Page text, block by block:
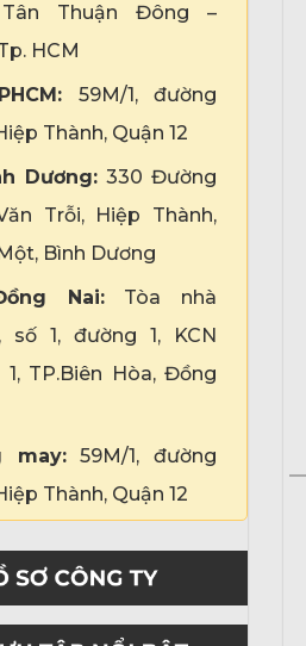
Tân Thuận Đông –
HCM
59M/1, đường
Thành, Quận 12
Dương:330 Đường
Trỗi, Hiệp Thành,
Bình Dương
Nai:Tòa nhà
số 1, đường 1, KCN
1, TP.Biên Hòa, Đồng
may:59M/1, đường
Thành, Quận 12